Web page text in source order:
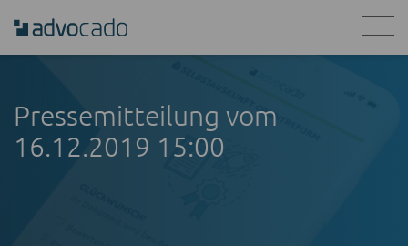
Pressemitteilung vom
16.12.2019 15:00